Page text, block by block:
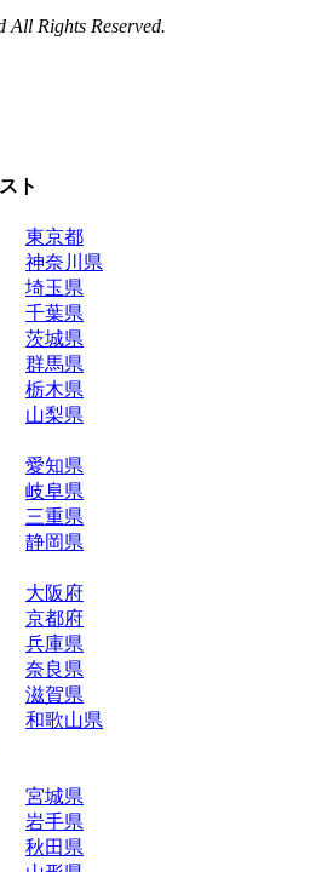
Rights Reserved.
ト
東京都
神奈川県
埼玉県
千葉県
茨城県
群馬県
栃木県
山梨県
愛知県
岐阜県
三重県
静岡県
大阪府
京都府
兵庫県
奈良県
滋賀県
和歌山県
宮城県
岩手県
秋田県